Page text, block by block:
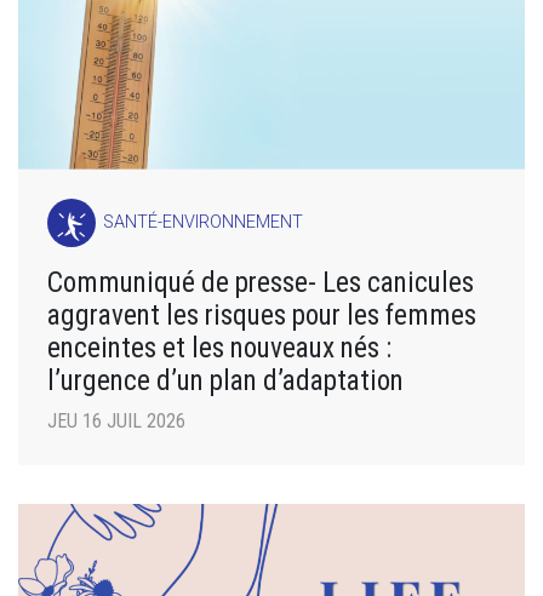
SANTÉ-ENVIRONNEMENT
Communiqué de presse- Les canicules
aggravent les risques pour les femmes
enceintes et les nouveaux nés :
l’urgence d’un plan d’adaptation
JEU 16 JUIL 2026